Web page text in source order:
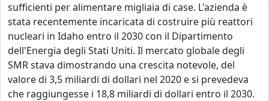
sufficienti per alimentare migliaia di case. L'azienda è
stata recentemente incaricata di costruire più reattori
nucleari in Idaho entro il 2030 con il Dipartimento
dell'Energia degli Stati Uniti. Il mercato globale degli
SMR stava dimostrando una crescita notevole, del
valore di 3,5 miliardi di dollari nel 2020 e si prevedeva
che raggiungesse i 18,8 miliardi di dollari entro il 2030.